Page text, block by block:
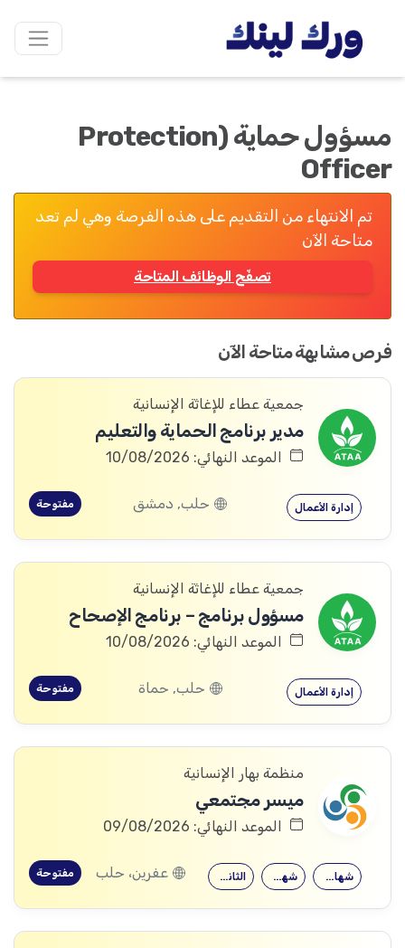
مسؤول حماية (Protection
Officer
تم الانتهاء من التقديم على هذه الفرصة وهي لم تعد
متاحة الآن
تصفّح الوظائف المتاحة
فرص مشابهة متاحة الآن
جمعية عطاء للإغاثة الإنسانية
مدير برنامج الحماية والتعليم
الموعد النهائي: 10/08/2026
إدارة الأعمال حلب, دمشق مفتوحة
جمعية عطاء للإغاثة الإنسانية
مسؤول برنامج – برنامج الإصحاح
الموعد النهائي: 10/08/2026
إدارة الأعمال حلب, حماة مفتوحة
منظمة بهار الإنسانية
ميسر مجتمعي
الموعد النهائي: 09/08/2026
الثانوية العامة شهادة معهد شهادة جامعية عفرين، حلب مفتوحة